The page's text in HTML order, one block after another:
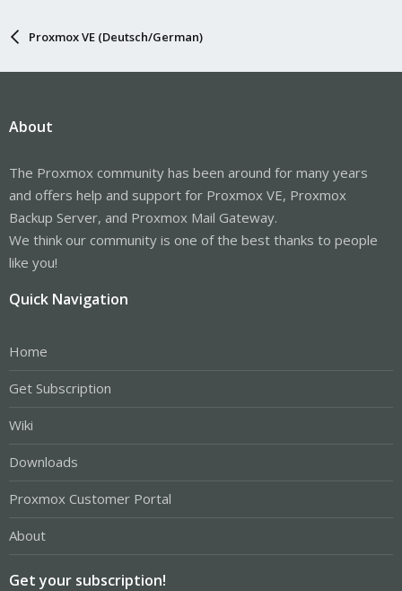
Proxmox VE (Deutsch/German)
About
The Proxmox community has been around for many years
and offers help and support for Proxmox VE, Proxmox
Backup Server, and Proxmox Mail Gateway.
We think our community is one of the best thanks to people
like you!
Quick Navigation
Home
Get Subscription
Wiki
Downloads
Proxmox Customer Portal
About
Get your subscription!